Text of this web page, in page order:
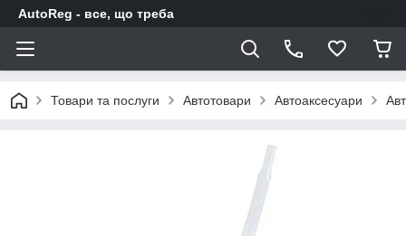
AutoReg - все, що треба
Товари та послуги Автотовари Автоаксесуари